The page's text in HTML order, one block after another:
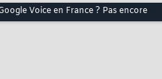
Voice en France ? Pas encore